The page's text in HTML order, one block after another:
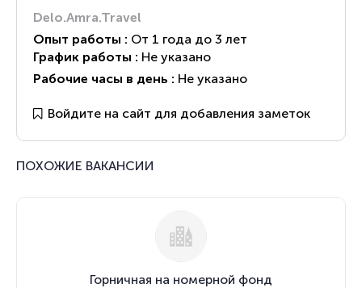
Delo.Amra.Travel
Опыт работы : От 1 года до 3 лет
График работы : Не указано
Рабочие часы в день : Не указано
Войдите на сайт для добавления заметок
ПОХОЖИЕ ВАКАНСИИ
Горничная на номерной фонд